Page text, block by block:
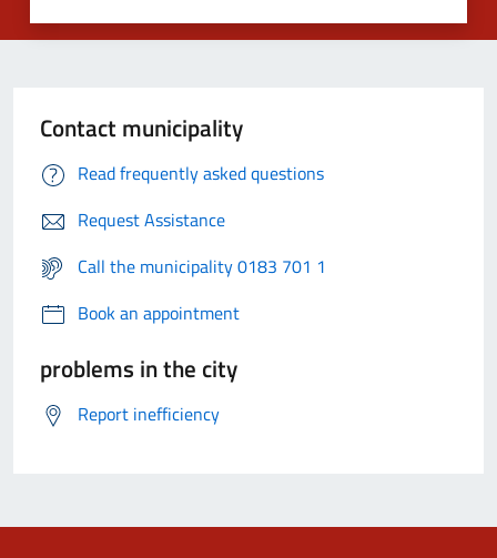
Contact municipality
Read frequently asked questions
Request Assistance
Call the municipality 0183 701 1
Book an appointment
problems in the city
Report inefficiency